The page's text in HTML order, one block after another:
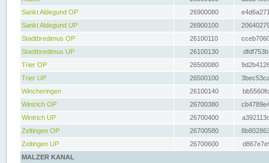
Sankt Aldegund OP
26900080
Sankt Aldegund UP
26900100
Stadtbredimus OP
26100110
Stadtbredimus UP
26100130
Trier OP
26500080
Trier UP
26500100
Wincheringen
26100140
Wintrich OP
26700380
Wintrich UP
26700400
Zeltingen OP
26700580
Zeltingen UP
26700600
MALZER KANAL